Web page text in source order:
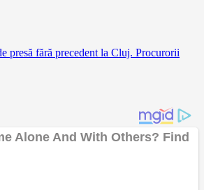
presă fără precedent la Cluj. Procurorii